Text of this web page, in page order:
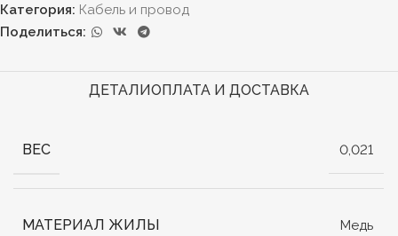
Категория: Кабель и провод
Поделиться:
ДЕТАЛИОПЛАТА И ДОСТАВКА
ВЕС 0,021
МАТЕРИАЛ ЖИЛЫ Медь